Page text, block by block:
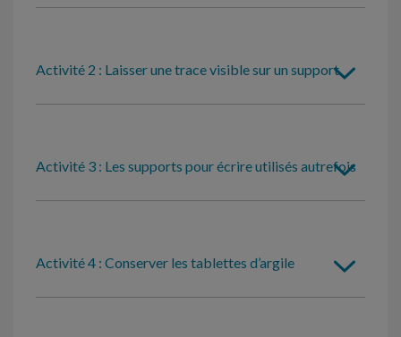
Activité 2 : Laisser une trace visible sur un support
Activité 3 : Les supports pour écrire utilisés autrefois
Activité 4 : Conserver les tablettes d’argile